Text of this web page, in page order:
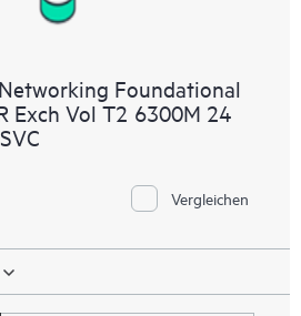
Foundational
Exch Vol T2 6300M 24
Vergleichen